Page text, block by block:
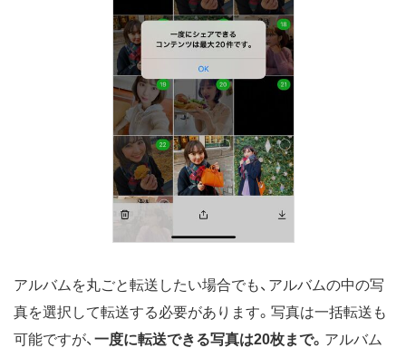
アルバムを丸ごと転送したい場合でも、アルバムの中の写
真を選択して転送する必要があります。写真は一括転送も
可能ですが、 一度に転送できる写真は20枚まで。 アルバム